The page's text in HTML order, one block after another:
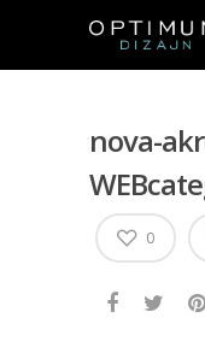
nova-
0